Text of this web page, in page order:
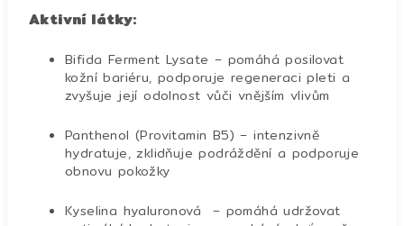
Aktivní látky:
Bifida Ferment Lysate – pomáhá posilovat
kožní bariéru, podporuje regeneraci pleti a
zvyšuje její odolnost vůči vnějším vlivům
Panthenol (Provitamin B5) – intenzivně
hydratuje, zklidňuje podráždění a podporuje
obnovu pokožky
Kyselina hyaluronová – pomáhá udržovat